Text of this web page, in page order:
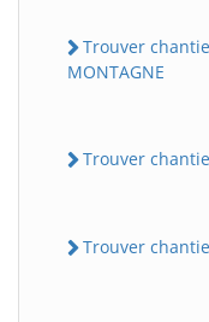
Trouver
MONTAGNE
Trouver
Trouver